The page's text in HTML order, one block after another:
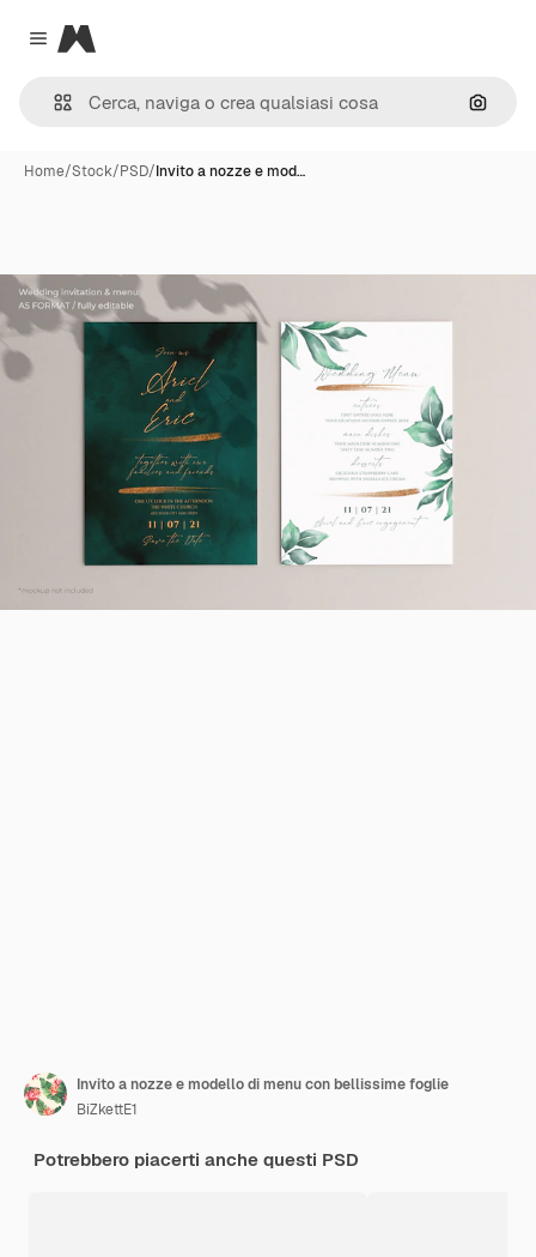
Close menu
Magnific
Cerca
Home/Stock/PSD/Invito a nozze e mod…
Invito a nozze e modello di menu con bellissime foglie
BiZkettE1
Potrebbero piacerti anche questi PSD